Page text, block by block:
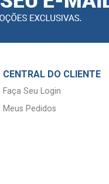
CENTRAL DO CLIENTE
Faça Seu Login
Meus Pedidos